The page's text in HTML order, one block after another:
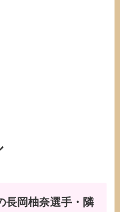
長岡柚奈選手・隣